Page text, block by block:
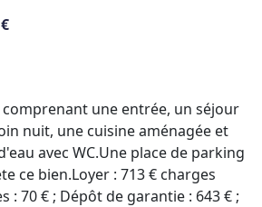
une entrée, un séjour
nuit, une cuisine aménagée et
avec WC.Une place de parking
ce bien.Loyer : 713 € charges
: 70 € ; Dépôt de garantie : 643 € ;